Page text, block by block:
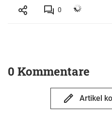
0
0 Kommentare
Artikel